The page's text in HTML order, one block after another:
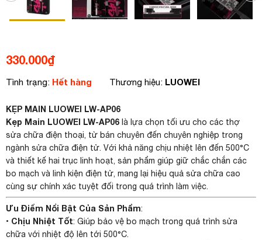
330.000₫
Tình trạng: Hết hàng Thương hiệu: LUOWEI
KẸP MAIN LUOWEI LW-AP06
Kẹp Main LUOWEI LW-AP06 là lựa chọn tối ưu cho các thợ
sửa chữa điện thoại, từ bán chuyên đến chuyên nghiệp trong
ngành sửa chữa điện tử. Với khả năng chịu nhiệt lên đến 500°C
và thiết kế hai trục linh hoạt, sản phẩm giúp giữ chắc chắn các
bo mạch và linh kiện điện tử, mang lại hiệu quả sửa chữa cao
cùng sự chính xác tuyệt đối trong quá trình làm việc.
Ưu Điểm Nổi Bật Của Sản Phẩm:
• Chịu Nhiệt Tốt: Giúp bảo vệ bo mạch trong quá trình sửa
chữa với nhiệt độ lên tới 500°C.